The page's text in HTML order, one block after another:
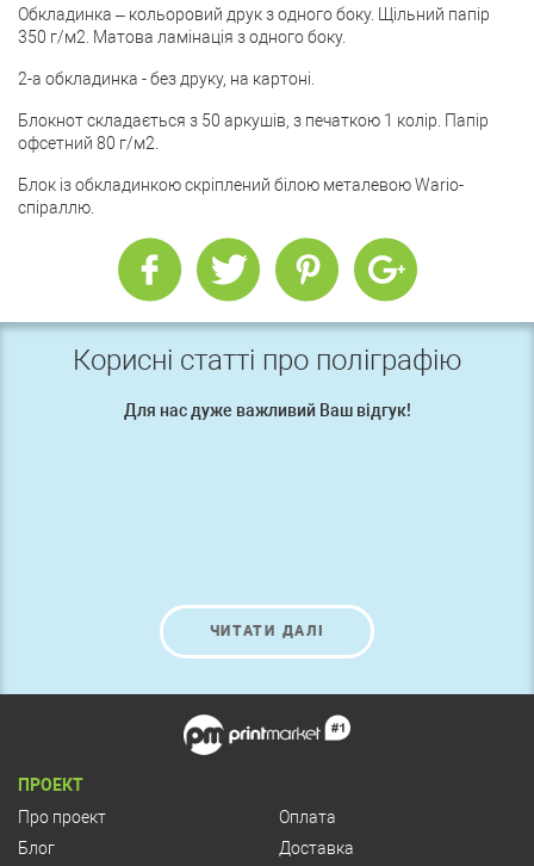
Обкладинка – кольоровий друк з одного боку. Щільний папір
350 г/м2. Матова ламінація з одного боку.
2-а обкладинка - без друку, на картоні.
Блокнот складається з 50 аркушів, з печаткою 1 колір. Папір
офсетний 80 г/м2.
Блок із обкладинкою скріплений білою металевою Wario-
спіраллю.
Корисні статті про поліграфію
Для нас дуже важливий Ваш відгук!
ЧИТАТИ ДАЛІ
ПРОЕКТ
Про проект
Блог
Оплата
Доставка